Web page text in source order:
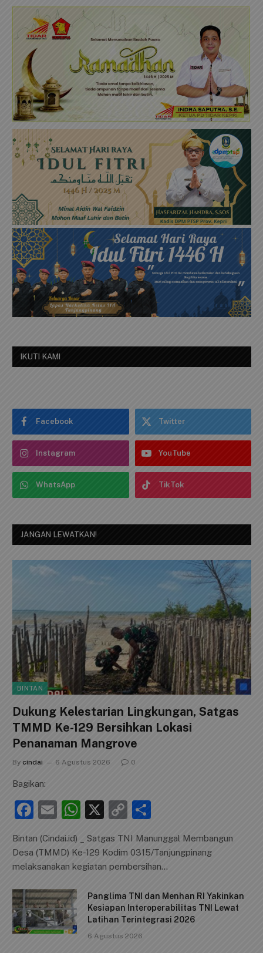
IKUTI KAMI
Facebook Twitter
Instagram YouTube
WhatsApp TikTok
JANGAN LEWATKAN!
BINTAN
Dukung Kelestarian Lingkungan, Satgas
TMMD Ke-129 Bersihkan Lokasi
Penanaman Mangrove
By cindai 6 Agustus 2026 0
Bagikan:
F
c
e
b
o
o
k
E
ai
l
W
at
s
p
p
X
C
p
y
n
k
ar
e
Bintan (Cindai.id) _ Satgas TNI Manunggal Membangun
Desa (TMMD) Ke-129 Kodim 0315/Tanjungpinang
melaksanakan kegiatan pembersihan…
Panglima TNI dan Menhan RI Yakinkan
Kesiapan Interoperabilitas TNI Lewat
Latihan Terintegrasi 2026
6 Agustus 2026